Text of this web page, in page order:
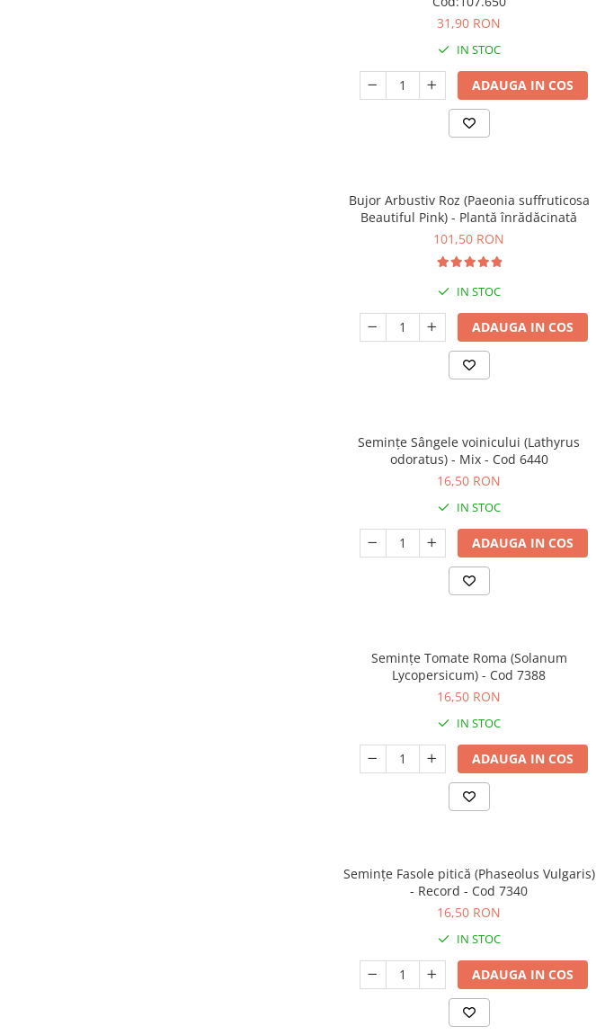
31,90 RON
IN STOC
ADAUGA IN COS
Bujor Arbustiv Roz (Paeonia suffruticosa
Beautiful Pink) - Plantă înrădăcinată
101,50 RON
IN STOC
ADAUGA IN COS
Semințe Sângele voinicului (Lathyrus
odoratus) - Mix - Cod 6440
16,50 RON
IN STOC
ADAUGA IN COS
Semințe Tomate Roma (Solanum
Lycopersicum) - Cod 7388
16,50 RON
IN STOC
ADAUGA IN COS
Semințe Fasole pitică (Phaseolus Vulgaris)
- Record - Cod 7340
16,50 RON
IN STOC
ADAUGA IN COS